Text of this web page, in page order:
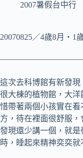
2007暑假台中行
20070825／4歲8月‧1
這次去科博館有新發
很大棟的植物館，大
惜帶著兩個小孩實在
方，待在裡面很舒服
發現還少講一個，就
時，睡起來精神奕奕就